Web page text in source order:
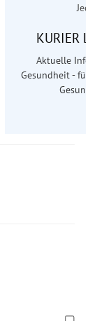
KURIER
Aktuelle
Gesundheit - für